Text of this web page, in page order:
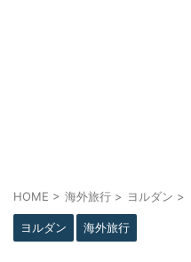
HOME > 海外旅行 > ヨルダン >
ヨルダン 海外旅行